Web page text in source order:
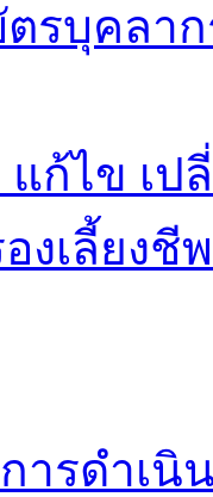
รบุคลา
แก้ไข เ
งเลี้ยงชีพ
ารดำเนิ